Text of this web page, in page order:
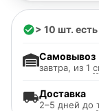
> 10 шт.
Доставка
2–5 дней до
Самовывоз
завтра, из 1